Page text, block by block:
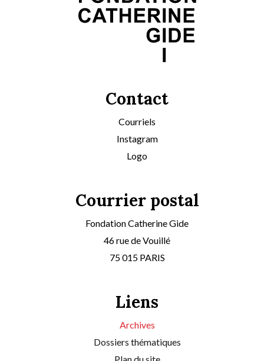
Contact
Courriels
Instagram
Logo
Courrier postal
Fondation Catherine Gide
46 rue de Vouillé
75 015 PARIS
Liens
Archives
Dossiers thématiques